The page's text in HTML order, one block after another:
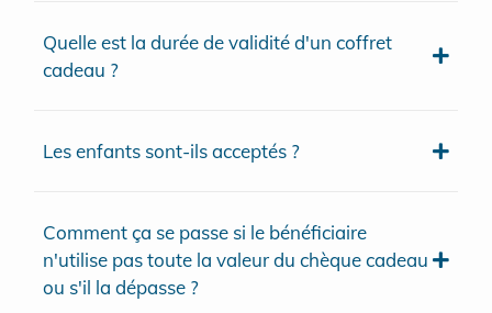
Quelle est la durée de validité d'un coffret
cadeau ?
Les enfants sont-ils acceptés ?
Comment ça se passe si le bénéficiaire
n'utilise pas toute la valeur du chèque cadeau
ou s'il la dépasse ?